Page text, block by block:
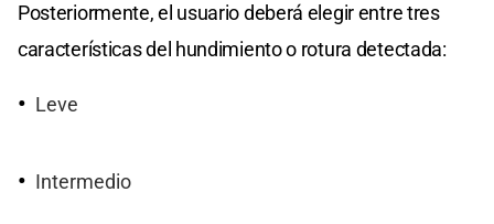
Posteriormente, el usuario deberá elegir entre tres
características del hundimiento o rotura detectada:
Leve
Intermedio